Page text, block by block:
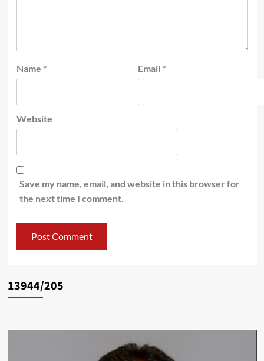
Name * Email *
Website
Save my name, email, and website in this browser for
the next time I comment.
13944/205